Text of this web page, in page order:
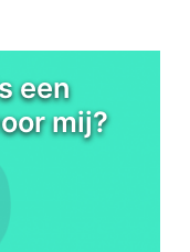
een
mij?